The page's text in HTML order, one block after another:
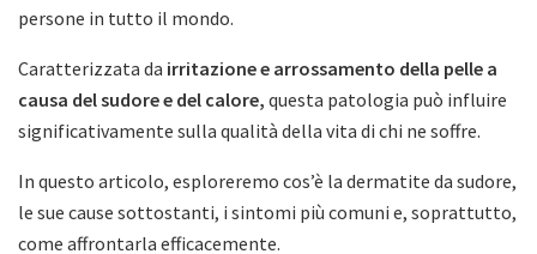
persone in tutto il mondo.
Caratterizzata da irritazione e arrossamento della pelle a
causa del sudore e del calore, questa patologia può influire
significativamente sulla qualità della vita di chi ne soffre.
In questo articolo, esploreremo cos’è la dermatite da sudore,
le sue cause sottostanti, i sintomi più comuni e, soprattutto,
come affrontarla efficacemente.